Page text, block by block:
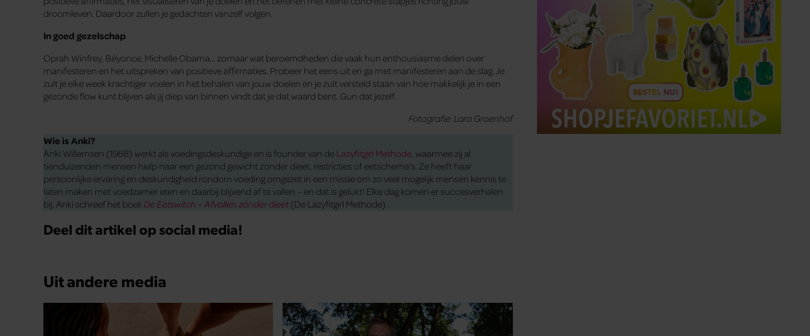
droomleven. Daardoor zullen je gedachten vanzelf volgen.
In goed gezelschap
Oprah Winfrey, Béyonce, Michelle Obama… zomaar wat beroemdheden die vaak hun enthousiasme delen over
manifesteren en het uitspreken van positieve affirmaties. Probeer het eens uit en ga met manifesteren aan de slag. Je
zult je elke week krachtiger voelen in het behalen van jouw doelen en je zult versteld staan van hoe makkelijk je in een
gezonde flow kunt blijven als jij diep van binnen vindt dat je dat waard bent. Gun dat jezelf.
Fotografie: Lara Groenhof
Wie is Anki?
Anki Willemsen (1988) werkt als voedingsdeskundige en is founder van de Lazyfitgirl Methode , waarmee zij al
tienduizenden mensen hielp naar een gezond gewicht zonder dieet, restricties of eetschema’s. Ze heeft haar
persoonlijke ervaring en deskundigheid rondom voeding omgezet in een missie om zo veel mogelijk mensen kennis te
laten maken met voedzamer eten en daarbij blijvend af te vallen – en dat is gelukt! Elke dag komen er succesverhalen
bij. Anki schreef het boek De Eetswitch – Afvallen zónder dieet (De Lazyfitgirl Methode).
Deel dit artikel op social media!
Uit andere media